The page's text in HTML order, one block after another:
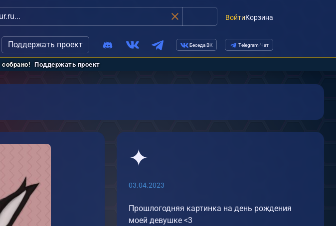
ВойтиКорзина
Поддержать проект Беседа ВК Telegram-Чат
собрано! Поддержать проект
✦
03.04.2023
Прошлогодняя картинка на день рождения
моей девушке <3